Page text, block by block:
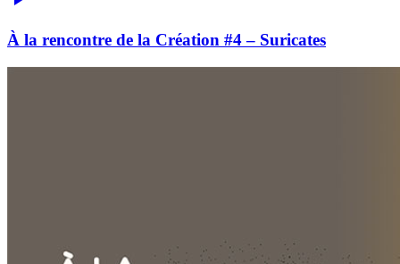
À la rencontre de la Création #4 – Suricates